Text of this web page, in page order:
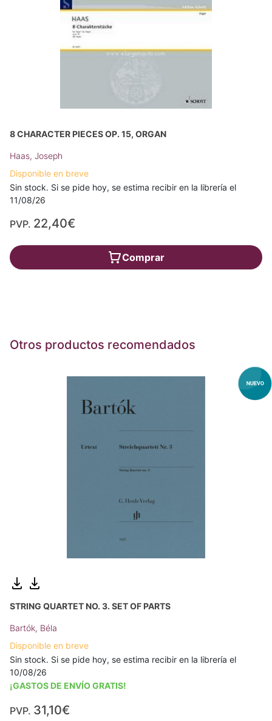
8 CHARACTER PIECES OP. 15, ORGAN
Haas, Joseph
Disponible en breve
Sin stock. Si se pide hoy, se estima recibir en la librería el
11/08/26
PVP. 22,40€
Comprar
Otros productos recomendados
STRING QUARTET NO. 3. SET OF PARTS
Bartók, Béla
Disponible en breve
Sin stock. Si se pide hoy, se estima recibir en la librería el
10/08/26
¡GASTOS DE ENVÍO GRATIS!
PVP. 31,10€